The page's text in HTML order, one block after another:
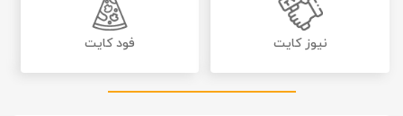
نیوز کایت فود کایت